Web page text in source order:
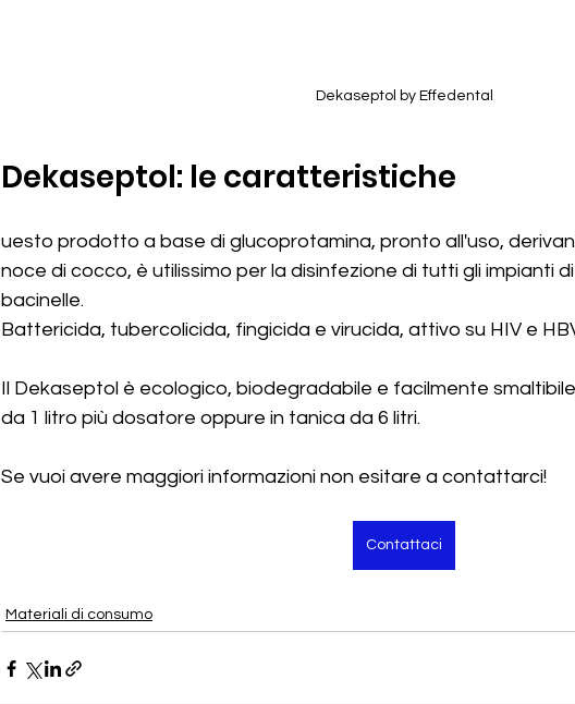
Dekaseptol by Effedental
Dekaseptol: le caratteristiche
uesto prodotto a base di glucoprotamina, pronto all'uso,
noce di cocco, è utilissimo per la disinfezione di tutti gli impianti
bacinelle.
Battericida, tubercolicida, fingicida e virucida, attivo su HIV e
Il Dekaseptol è ecologico, biodegradabile e facilmente
da 1 litro più dosatore oppure in tanica da 6 litri.
Se vuoi avere maggiori informazioni non esitare a contattarci!
Contattaci
Materiali di consumo